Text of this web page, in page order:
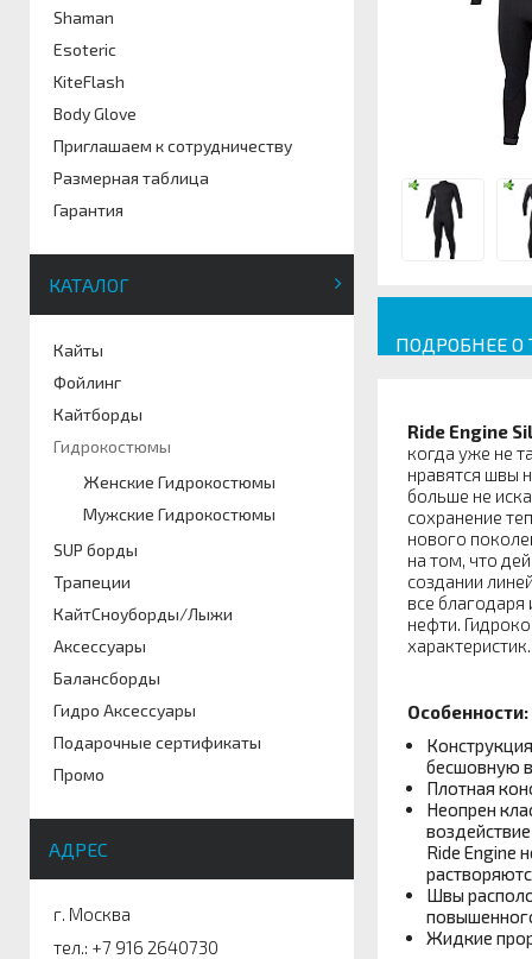
Shaman
Esoteric
KiteFlash
Body Glove
Приглашаем к сотрудничеству
Размерная таблица
Гарантия
КАТАЛОГ
Кайты
Фойлинг
Кайтборды
Гидрокостюмы
Женские Гидрокостюмы
Мужские Гидрокостюмы
SUP борды
Трапеции
КайтСноуборды/Лыжи
Аксессуары
Балансборды
Гидро Аксессуары
Подарочные сертификаты
Промо
АДРЕС
г. Москва
тел.: +7 916 2640730
ПОДРОБНЕЕ О
Ride Engine
когда уже не
нравятся швы
больше не
сохранение
нового
на том, что
создании
все
нефти.
характеристик.
Особенности:
бесшовную
Плотная
Неопрен
Ride Engine
Швы
Жидкие